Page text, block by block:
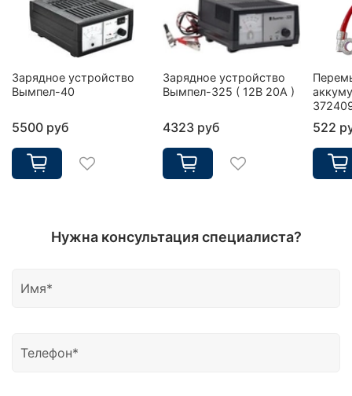
Зарядное устройство
Вымпел-40
5500 руб
Зарядное устройство
Вымпел-325 ( 12В 20А )
4323 руб 522
Нужна консультация специалиста?